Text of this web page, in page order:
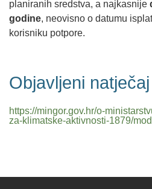
planiranih sredstva, a najkasnije
godine, neovisno o datumu
korisniku potpore.
Objavljeni natječaj
https://mingor.gov.hr/o-
za-klimatske-aktivnosti-1879/